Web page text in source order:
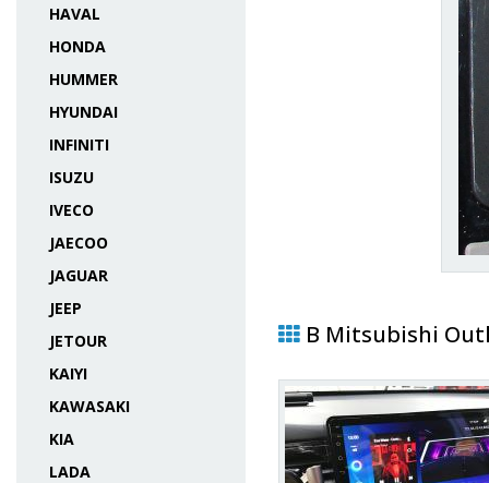
HAVAL
HONDA
HUMMER
HYUNDAI
INFINITI
ISUZU
IVECO
JAECOO
JAGUAR
JEEP
JETOUR
KAIYI
KAWASAKI
KIA
LADA
В Mitsubishi